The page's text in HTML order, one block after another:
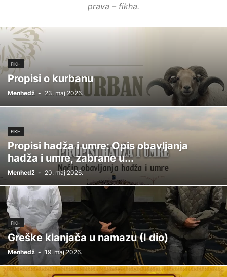
prava – fikha.
FIKH
Propisi o kurbanu
Menhedž - 23. maj 2026.
FIKH
Propisi hadža i umre: Opis obavljanja
hadža i umre, zabrane u...
Menhedž - 20. maj 2026.
FIKH
Greške klanjača u namazu (I dio)
Menhedž - 19. maj 2026.